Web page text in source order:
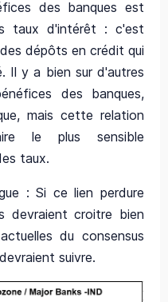
des banques est
taux d'intérêt : c'est
dépôts en crédit qui
Il y a bien sur d'autres
des banques,
mais cette relation
le plus sensible
taux.
: Si ce lien perdure
devraient croitre bien
du consensus
suivre.